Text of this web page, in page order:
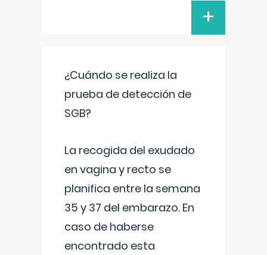
+
¿Cuándo se realiza la
prueba de detección de
SGB?
La recogida del exudado
en vagina y recto se
planifica entre la semana
35 y 37 del embarazo. En
caso de haberse
encontrado esta